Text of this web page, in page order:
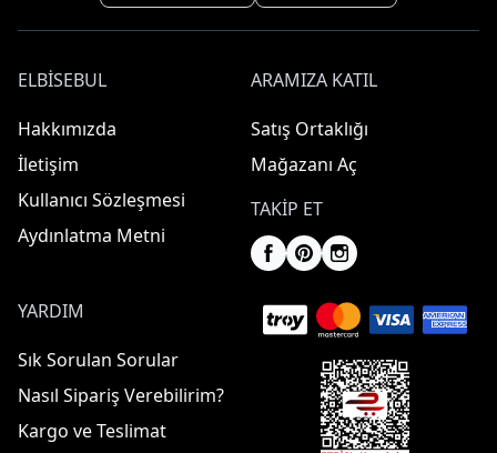
ELBISEBUL
Hakkımızda
İletişim
Kullanıcı Sözleşmesi
Aydınlatma Metni
ARAMIZA KATIL
Satış Ortaklığı
Mağazanı Aç
TAKIP ET
YARDIM
Sık Sorulan Sorular
Nasıl Sipariş Verebilirim?
Kargo ve Teslimat